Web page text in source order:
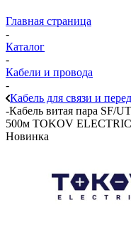
Главная страница
-
Каталог
-
Кабели и провода
-
Кабель для связи и
-Кабель витая пара SF/
500м TOKOV
Новинка